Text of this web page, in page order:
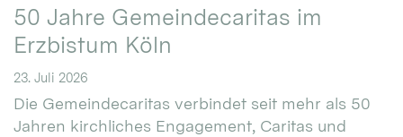
50 Jahre Gemeindecaritas im
Erzbistum Köln
23. Juli 2026
Die Gemeindecaritas verbindet seit mehr als 50
Jahren kirchliches Engagement, Caritas und